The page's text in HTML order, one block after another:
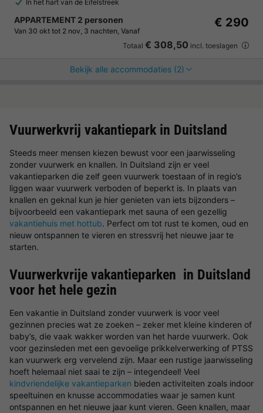
In het hart van de Eifelstreek
APPARTEMENT 2 personen
Van 30 okt tot 2 nov, 3 nachten, Vanaf
€ 290
Totaal € 308,50 incl. toeslagen
Bekijk alle accommodaties (2)
Vuurwerkvrij vakantiepark in Duitsland
Steeds meer mensen kiezen bewust voor een jaarwisseling
zonder vuurwerk en knallen. In Duitsland zijn er veel
vakantieparken die zelf geen vuurwerk toestaan of in regio’s
liggen waar vuurwerk verboden of beperkt is. In plaats van
knallen en geknal kun je hier genieten van iets bijzonders –
bijvoorbeeld een vakantiepark met sauna of een gezellig
vakantiehuis met hottub. Perfect om tot rust te komen, oud en
nieuw ontspannen te vieren en stressvrij het nieuwe jaar te
starten.
Vuurwerkvrije vakantieparken in Duitsland
voor het hele gezin
Een vakantie in Duitsland zonder vuurwerk is voor veel
gezinnen precies wat ze zoeken – zeker met kleine kinderen of
baby’s, die vaak wakker worden van het harde vuurwerk. Ook
voor gezinsleden met een gevoelige prikkelverwerking of PTSS
kan vuurwerk erg vervelend zijn. Maar een rustige jaarwisseling
hoeft helemaal niet saai te zijn – integendeel! Veel
kindvriendelijke vakantieparken bieden activiteiten zoals indoor
speeltuinen en knusse accommodaties waar je samen kunt
ontspannen en het nieuwe jaar kunt vieren. Geen knallen, maar